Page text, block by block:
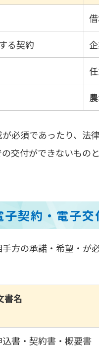
る契約
必須であったり、法
交付ができないものと
契約・電子
方の承諾・希望・が
書名
書・契約書・概要書